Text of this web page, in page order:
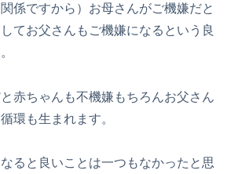
係ですから）お母さんがご機嫌だと
てお父さんもご機嫌になるという良
赤ちゃんも不機嫌もちろんお父さん
環も生まれます。
ると良いことは一つもなかったと思